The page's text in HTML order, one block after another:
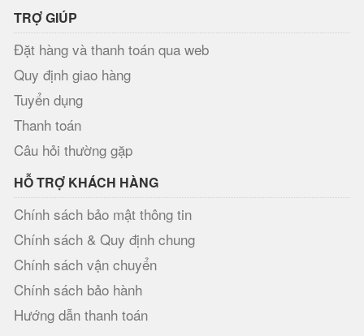
TRỢ GIÚP
Đặt hàng và thanh toán qua web
Quy định giao hàng
Tuyển dụng
Thanh toán
Câu hỏi thường gặp
HỖ TRỢ KHÁCH HÀNG
Chính sách bảo mật thông tin
Chính sách & Quy định chung
Chính sách vận chuyển
Chính sách bảo hành
Hướng dẫn thanh toán